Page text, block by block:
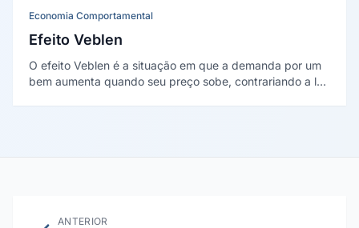
Economia Comportamental
Efeito Veblen
O efeito Veblen é a situação em que a demanda por um
bem aumenta quando seu preço sobe, contrariando a lei
ANTERIOR